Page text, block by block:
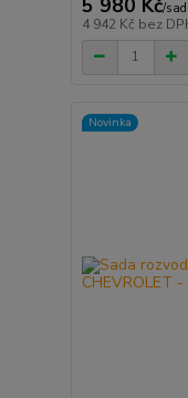
/
4 942 Kč bez
Novinka